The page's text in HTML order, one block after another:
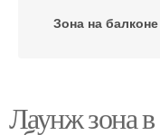
Зона на балконе
Лаунж зона